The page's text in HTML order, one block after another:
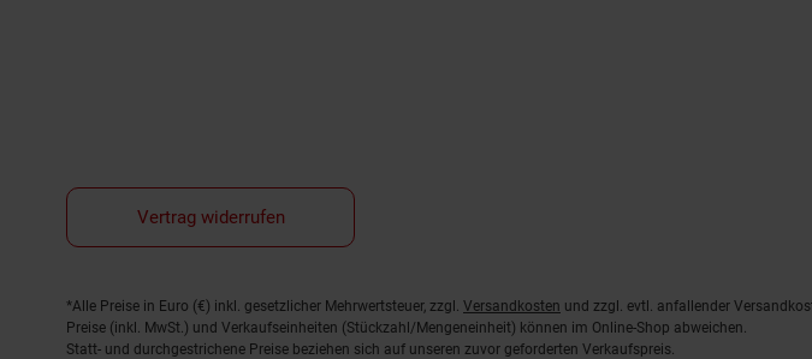
Vertrag widerrufen
Fußnoten
*Alle Preise in Euro (€) inkl. gesetzlicher Mehrwertsteuer, zzgl. Versandkosten und zzgl. evtl. anfallender
Preise (inkl. MwSt.) und Verkaufseinheiten (Stückzahl/Mengeneinheit) können im Online-Shop abweichen.
Statt- und durchgestrichene Preise beziehen sich auf unseren zuvor geforderten Verkaufspreis.